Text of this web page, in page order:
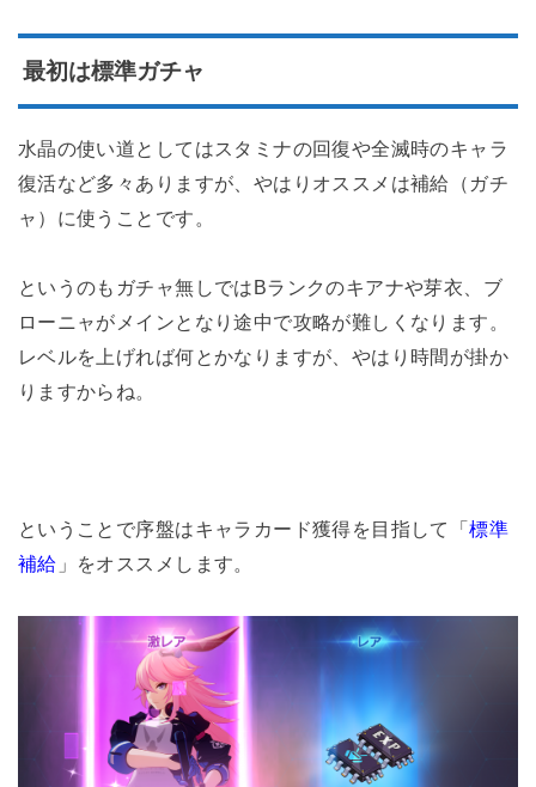
最初は標準ガチャ
水晶の使い道としてはスタミナの回復や全滅時のキャラ
復活など多々ありますが、やはりオススメは補給（ガチ
ャ）に使うことです。
というのもガチャ無しではBランクのキアナや芽衣、ブ
ローニャがメインとなり途中で攻略が難しくなります。
レベルを上げれば何とかなりますが、やはり時間が掛か
りますからね。
ということで序盤はキャラカード獲得を目指して「標準
補給 」をオススメします。